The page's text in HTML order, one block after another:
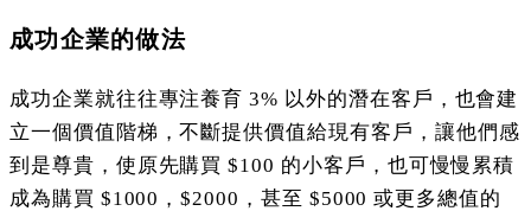
成功企業的做法
成功企業就往往專注養育 3% 以外的潛在客戶，也會建
立一個價值階梯，不斷提供價值給現有客戶，讓他們感
到是尊貴，使原先購買 $100 的小客戶，也可慢慢累積
成為購買 $1000，$2000，甚至 $5000 或更多總值的